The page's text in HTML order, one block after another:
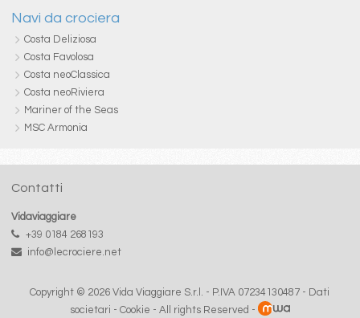
Navi da crociera
Costa Deliziosa
Costa Favolosa
Costa neoClassica
Costa neoRiviera
Mariner of the Seas
MSC Armonia
Contatti
Vidaviaggiare
+39 0184 268193
info@lecrociere.net
Copyright © 2026 Vida Viaggiare S.r.l. - P.IVA 07234130487 - Dati
societari - Cookie - All rights Reserved -